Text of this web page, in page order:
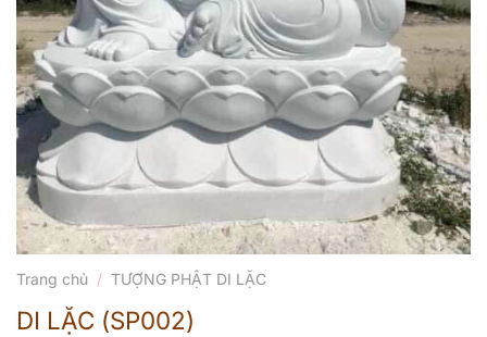
Trang chủ / TƯỢNG PHẬT DI LẶC
DI LẶC (SP002)